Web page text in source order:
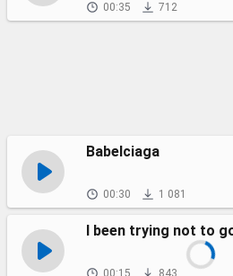
00:35 712
Babelciaga
00:30 1 081
00:15 843